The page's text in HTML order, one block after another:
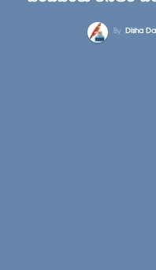
By Disha